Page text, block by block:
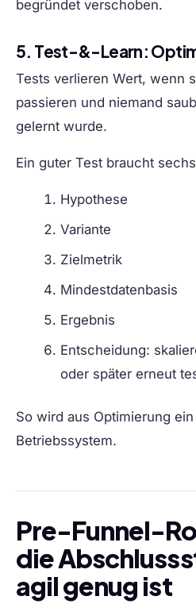
begründet verschoben.
5. Test-&-Learn:
Tests verlieren Wert, wenn
passieren und niemand
gelernt wurde.
Ein guter Test braucht
Hypothese
Variante
Zielmetrik
Mindestdatenbasis
Ergebnis
Entscheidung:
oder später erneut
So wird aus Optimierung
Betriebssystem.
Pre-Funnel-
die
agil genug ist